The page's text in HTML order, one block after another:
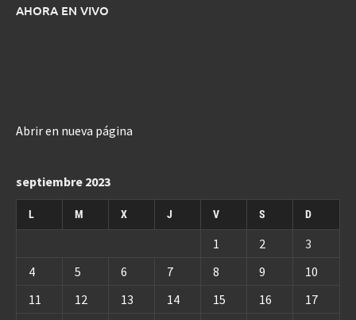
AHORA EN VIVO
Abrir en nueva página
septiembre 2023
L M X J V S D
1 2
3
4
5 6 7 8 9
10
11
12 13 14 15 16
17